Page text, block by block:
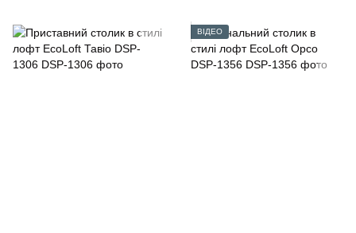
ВІДЕО